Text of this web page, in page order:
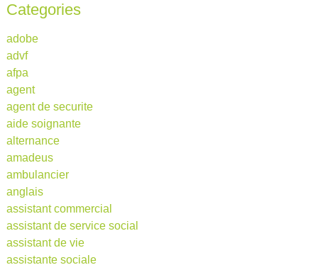
Categories
adobe
advf
afpa
agent
agent de securite
aide soignante
alternance
amadeus
ambulancier
anglais
assistant commercial
assistant de service social
assistant de vie
assistante sociale